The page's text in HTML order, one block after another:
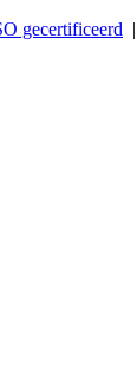
gecertificeerd |